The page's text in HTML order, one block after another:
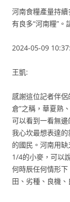
河南食糧產量持
有良多“河南糧”。
2024-05-09
王凱:
感謝這位記者伴
倉”之稱，華夏熟
可以看到一看無
我心坎最想表達的
的國民。河南用
1/4的小麥，可以
何時辰任何情形
田、劣種、良機、